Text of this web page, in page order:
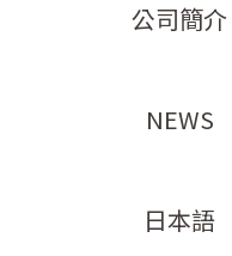
公司簡介
NEWS
日本語